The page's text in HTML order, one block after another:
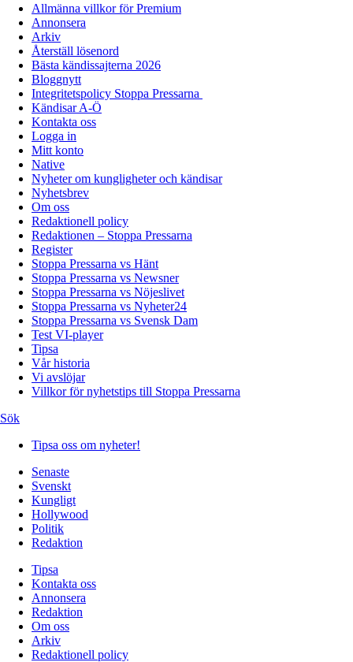
Allmänna villkor för Premium
Annonsera
Arkiv
Återställ lösenord
Bästa kändissajterna 2026
Bloggnytt
Integritetspolicy Stoppa Pressarna
Kändisar A-Ö
Kontakta oss
Logga in
Mitt konto
Native
Nyheter om kungligheter och kändisar
Nyhetsbrev
Om oss
Redaktionell policy
Redaktionen – Stoppa Pressarna
Register
Stoppa Pressarna vs Hänt
Stoppa Pressarna vs Newsner
Stoppa Pressarna vs Nöjeslivet
Stoppa Pressarna vs Nyheter24
Stoppa Pressarna vs Svensk Dam
Test VI-player
Tipsa
Vår historia
Vi avslöjar
Villkor för nyhetstips till Stoppa Pressarna
Sök
Tipsa oss om nyheter!
Senaste
Svenskt
Kungligt
Hollywood
Politik
Redaktion
Tipsa
Kontakta oss
Annonsera
Redaktion
Om oss
Arkiv
Redaktionell policy